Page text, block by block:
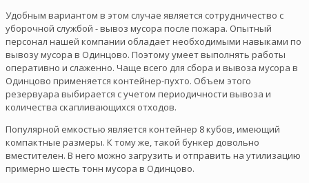
Удобным вариантом в этом случае является сотрудничество с
уборочной службой - вывоз мусора после пожара. Опытный
персонал нашей компании обладает необходимыми навыками по
вывозу мусора в Одинцово. Поэтому умеет выполнять работы
оперативно и слаженно. Чаще всего для сбора и вывоза мусора в
Одинцово применяется контейнер-пухто. Объем этого
резервуара выбирается с учетом периодичности вывоза и
количества скапливающихся отходов.
Популярной емкостью является контейнер 8 кубов, имеющий
компактные размеры. К тому же, такой бункер довольно
вместителен. В него можно загрузить и отправить на утилизацию
примерно шесть тонн мусора в Одинцово.